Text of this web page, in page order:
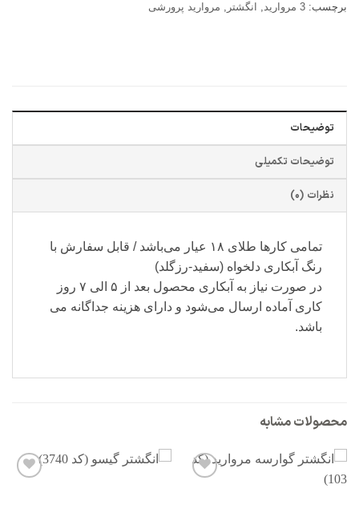
برچسب: 3 مروارید , انگشتر , مروارید پرورشی
توضیحات
توضیحات تکمیلی
نظرات (0)
تمامی کارها طلای ۱۸ عیار می‌باشد / قابل سفارش با
رنگ آبکاری دلخواه (سفید-رزگلد)
در صورت نیاز به آبکاری محصول بعد از ۵ الی ۷ روز
کاری آماده ارسال می‌شود و دارای هزینه جداگانه می
باشد.
محصولات مشابه